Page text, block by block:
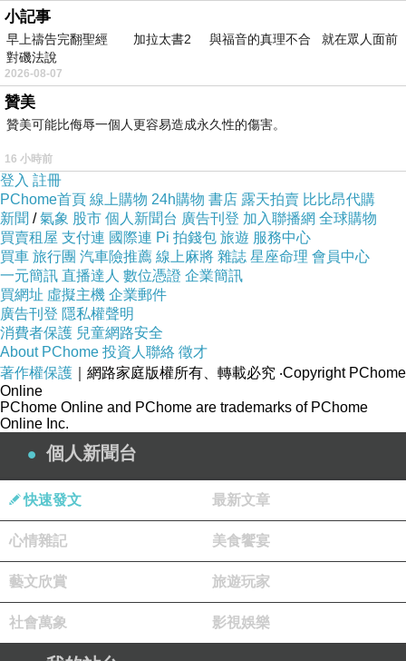
士。這類推拿不僅僅是按摩，更結合了整骨與經
絡調理，讓身體重新回到自然的平衡狀態。
喬骨調理與體態平衡
除了推拿之外，喬骨調理也是一種深受現代人喜
愛的養生方式。隨著生活壓力以及不正確的姿勢
習慣，脊椎與骨骼結構常出現歪斜或不平衡，進
而引發頭痛、腰痠或坐骨神經痛。透過專業的
中專業喬骨調理，能夠改善骨骼排列，使身體恢
復正確的支撐與平衡。不僅有助於緩解疼痛，還
能讓體態更加挺拔自然。
從養生的角度來看，骨骼的平衡不僅是外觀的修
飾，更是內臟健康的基礎。當脊椎正直，神經傳
導順暢，五臟六腑的功能也能更好地發揮。這就
是為什麼越來越多人將喬骨納入日常保養的一部
分。
養生館的身心放鬆體驗
現代人追求的不僅是身體健康，還包括心理的放
鬆。長期處於高壓環境下，焦慮與失眠成為常見
的文明病。透過定期的按摩與舒壓，可以有效釋
放緊繃的情緒，恢復平和的心境。
若想要在城市中找一處安靜的角落，文心路養生
按摩館
無疑是一個好選擇。這裡不僅提供專業的
按摩服務，更營造了舒適的環境，讓人一踏入便
能感受到放鬆的氛圍。從精油芳香到柔和的燈
小記事
早上禱告完翻聖經 加拉太書2 與福音的真理不合 就在眾人面前
對磯法說
2026-08-07
贊美
贊美可能比侮辱一個人更容易造成永久性的傷害。
16 小時前
登入 註冊
PChome首頁 線上購物 24h購物 書店 露天拍賣 比比昂代購
新聞 /氣象 股市 個人新聞台 廣告刊登 加入聯播網 全球購物
買賣租屋 支付連 國際連 Pi 拍錢包 旅遊 服務中心
買車 旅行團 汽車險推薦 線上麻將 雜誌 星座命理 會員中心
一元簡訊 直播達人 數位憑證 企業簡訊
買網址 虛擬主機 企業郵件
廣告刊登 隱私權聲明
消費者保護 兒童網路安全
About PChome 投資人聯絡 徵才
著作權保護 ｜網路家庭版權所有、轉載必究 ‧Copyright PChome
Online
PChome Online and PChome are trademarks of PChome
Online Inc.
個人新聞台
快速發文 最新文章
心情雜記 美食饗宴
藝文欣賞 旅遊玩家
社會萬象 影視娛樂